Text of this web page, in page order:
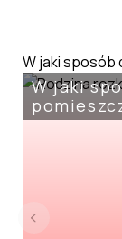
W jaki sposób
W jaki